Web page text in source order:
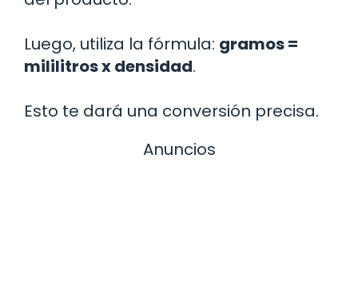
Luego, utiliza la fórmula: gramos =
mililitros x densidad.
Esto te dará una conversión precisa.
Anuncios